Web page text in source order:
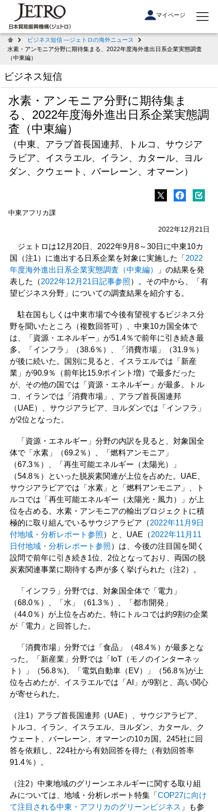
マイページ
ビジネス短信 ―ジェトロの海外ニュース
水素・アンモニア分野に期待集まる、2022年度海外進出日系企業実態調査
（中東編）
ビジネス短信
水素・アンモニア分野に期待集ま
る、2022年度海外進出日系企業実態調
査（中東編）
（中東、アラブ首長国連邦、トルコ、サウジア
ラビア、イスラエル、イラン、カタール、ヨル
ダン、クウェート、バーレーン、オマーン）
中東アフリカ課
2022年12月21日
ジェトロは12月20日、2022年9月8～30日に中東10カ
国（注1）に進出する日系企業を対象に実施した「 2022
年度海外進出日系企業実態調査（中東編）
」の結果を発
表した（2022年12月21日記事参照）。その中から、「有
望ビジネス分野」についての調査結果を紹介する。
駐在国もしくは中東市場で今後有望視するビジネス分
野を聞いたところ（複数回答可）、中東10カ国全体で
は、「資源・エネルギー」が51.4％で前年に引き続き最
多。「インフラ」（38.6％）、「消費市場」（31.9％）
が後に続いた。国別に見ると、イスラエルでは「新産
業」が90.9％（前年比15.9ポイント増）で最多だった
が、その他の国では「資源・エネルギー」が最多。トル
コ、イランでは「消費市場」、アラブ首長国連邦
（UAE）、サウジアラビア、ヨルダンでは「インフラ」
が2位となった。
「資源・エネルギー」分野の内訳を見ると、対象国全
体で「水素」（69.2％）、「燃料アンモニア」
（67.3％）、「再生可能エネルギー（太陽光）」
（54.8％）といった脱炭素関連が上位を占めた。UAE、
サウジアラビアでは「水素」と「燃料アンモニア」、ト
ルコでは「再生可能エネルギー（太陽光・風力）」が上
位を占める。水素・アンモニアの輸出プロジェクトに積
極的に取り組んでいるサウジアラビア（2022年11月9日
付地域・分析レポート参照）と、UAE（2022年11月11
日付地域・分析レポート参照）は、今後の注目国を聞く
設問で前年に引き続き1位、2位となっており、両国の脱
炭素関連事業に期待する声が多く挙げられた（注2）。
「インフラ」分野では、対象国全体で「電力」
（68.0％）、「水」（61.3％）、「都市開発」
（44.0％）が上位を占めた。特にトルコでは約9割の企業
が「電力」と回答した。
「消費市場」分野では「食品」（48.4％）が最多とな
った。「新産業」分野では「IoT（モノのインターネッ
ト）」（56.8％)、「電気自動車（EV）」（56.8％)が上
位を占めたが、イスラエルでは「AI」が9割と、高い関心
が寄せられた。
（注1）アラブ首長国連邦（UAE）、サウジアラビア、
トルコ、イラン、イスラエル、ヨルダン、カタール、ク
ウェート、バーレーン、オマーンの10カ国。245社に回
答を依頼し、224社から有効回答を得た（有効回答率
91.4％）。
（注2）中東地域のグリーンエネルギーに関する取り組
みについては、地域・分析レポート特集「 COP27に向け
て注目される中東・アフリカのグリーンビジネス 」も参